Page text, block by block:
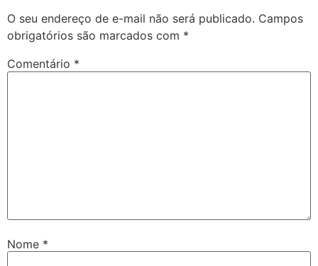
O seu endereço de e-mail não será publicado. Campos
obrigatórios são marcados com *
Comentário *
Nome *